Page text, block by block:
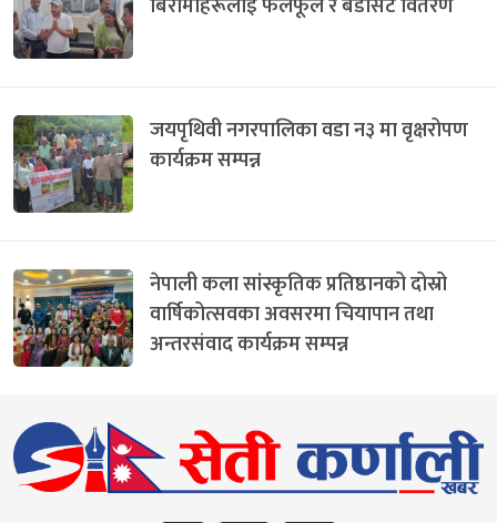
जयपृथिवी नगरपालिका वडा न३ मा वृक्षरोपण
कार्यक्रम सम्पन्न
नेपाली कला सांस्कृतिक प्रतिष्ठानको दोस्रो
वार्षिकोत्सवका अवसरमा चियापान तथा
अन्तरसंवाद कार्यक्रम सम्पन्न